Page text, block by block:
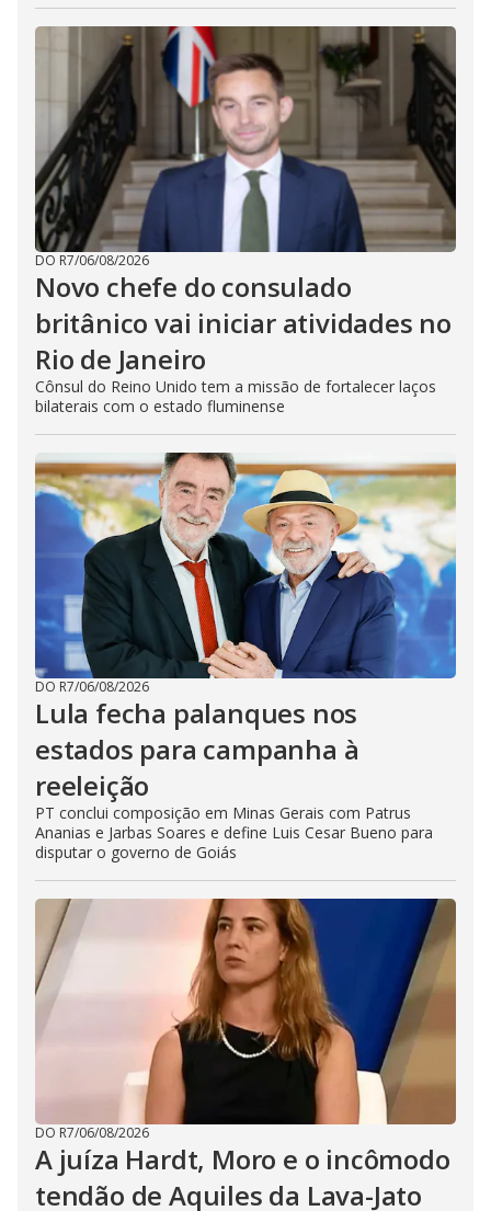
DO R7/06/08/2026
Novo chefe do consulado
britânico vai iniciar atividades no
Rio de Janeiro
Cônsul do Reino Unido tem a missão de fortalecer laços
bilaterais com o estado fluminense
DO R7/06/08/2026
Lula fecha palanques nos
estados para campanha à
reeleição
PT conclui composição em Minas Gerais com Patrus
Ananias e Jarbas Soares e define Luis Cesar Bueno para
disputar o governo de Goiás
DO R7/06/08/2026
A juíza Hardt, Moro e o incômodo
tendão de Aquiles da Lava-Jato